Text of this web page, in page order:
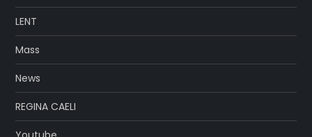
LENT
Mass
News
REGINA CAELI